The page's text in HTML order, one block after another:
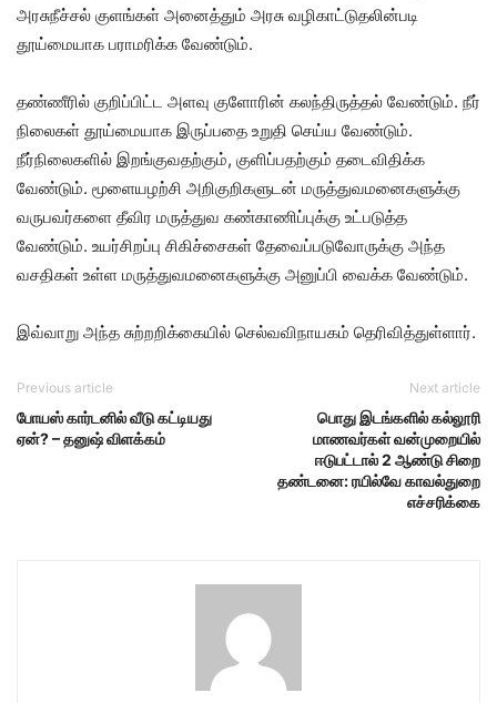
அரசுநீச்சல் குளங்கள் அனைத்தும் அரசு வழிகாட்டுதலின்படி
தூய்மையாக பராமரிக்க வேண்டும்.
தண்ணீரில் குறிப்பிட்ட அளவு குளோரின் கலந்திருத்தல் வேண்டும். நீர்
நிலைகள் தூய்மையாக இருப்பதை உறுதி செய்ய வேண்டும்.
நீர்நிலைகளில் இறங்குவதற்கும், குளிப்பதற்கும் தடைவிதிக்க
வேண்டும். மூளையழற்சி அறிகுறிகளுடன் மருத்துவமனைகளுக்கு
வருபவர்களை தீவிர மருத்துவ கண்காணிப்புக்கு உட்படுத்த
வேண்டும். உயர்சிறப்பு சிகிச்சைகள் தேவைப்படுவோருக்கு அந்த
வசதிகள் உள்ள மருத்துவமனைகளுக்கு அனுப்பி வைக்க வேண்டும்.
இவ்வாறு அந்த சுற்றறிக்கையில் செல்வவிநாயகம் தெரிவித்துள்ளார்.
Previous article
போயஸ் கார்டனில் வீடு கட்டியது
ஏன்? – தனுஷ் விளக்கம்
Next article
பொது இடங்களில் கல்லூரி
மாணவர்கள் வன்முறையில்
ஈடுபட்டால் 2 ஆண்டு சிறை
தண்டனை: ரயில்வே காவல்துறை
எச்சரிக்கை